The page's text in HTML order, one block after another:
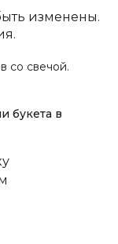
изменены.
со свечой.
букета в